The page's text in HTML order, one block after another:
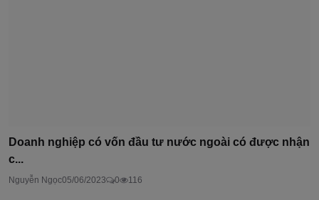
Doanh nghiệp có vốn đầu tư nước ngoài có được nhận
c...
Nguyễn Ngọc05/06/2023 0 116